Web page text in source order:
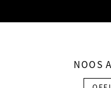
NOOS